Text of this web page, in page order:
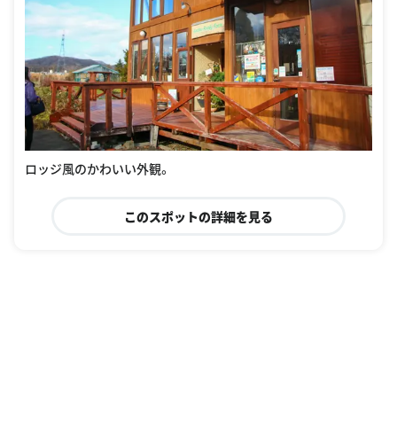
ロッジ風のかわいい外観。
このスポットの詳細を見る